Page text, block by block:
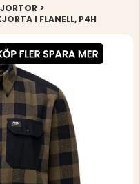
>
I FLANELL, P4H